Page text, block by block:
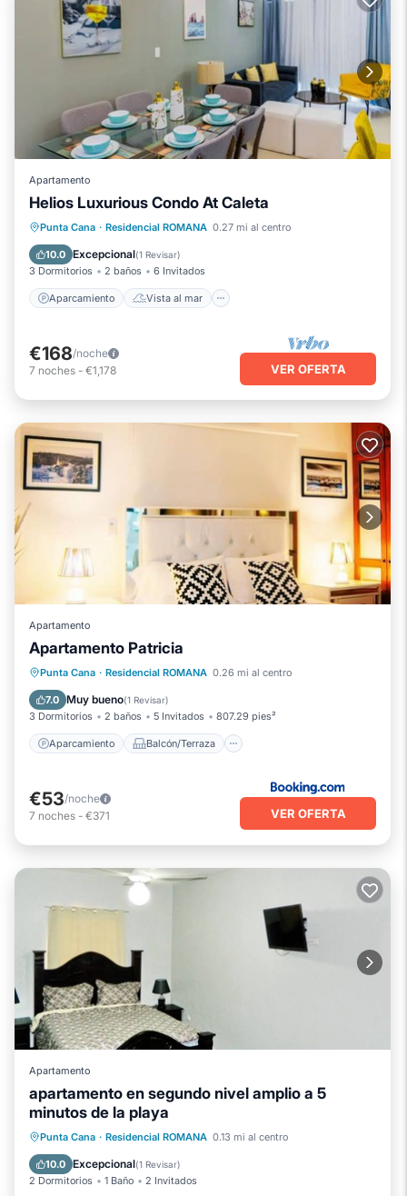
Apartamento
Helios Luxurious Condo At Caleta
Punta Cana · Residencial ROMANA 0.27 mi al centro
10.0 Excepcional(1 Revisar)
3 Dormitorios 2 baños 6 Invitados
Aparcamiento Vista al mar
Aparcamiento
Vista al mar
Balcón/Terraza
€168/noche
7 noches - €1,178 VER OFERTA
Apartamento
Apartamento Patricia
Punta Cana · Residencial ROMANA 0.26 mi al centro
7.0 Muy bueno(1 Revisar)
3 Dormitorios 2 baños 5 Invitados 807.29 pies²
Aparcamiento Balcón/Terraza
Aparcamiento
Balcón/Terraza
Aire acondicionado
€53/noche
7 noches - €371 VER OFERTA
Apartamento
apartamento en segundo nivel amplio a 5
minutos de la playa
Punta Cana · Residencial ROMANA 0.13 mi al centro
10.0 Excepcional(1 Revisar)
2 Dormitorios 1 Baño 2 Invitados
Cocina Aire acondicionado
Internet
Apto para niños